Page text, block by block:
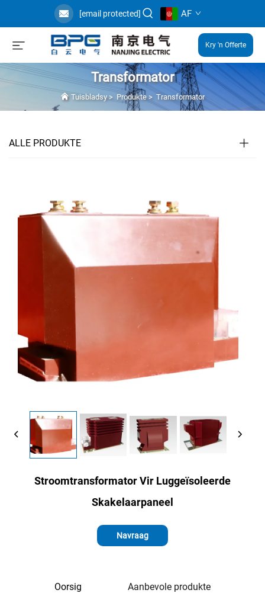
[email protected] AF
Kry 'n Offerte
Transformator
Tuisbladsy> Produkte> Transformator
ALLE PRODUKTE
Stroomtransformator Vir Luggeïsoleerde
Skakelaarpaneel
Navraag
Oorsig Aanbevole produkte